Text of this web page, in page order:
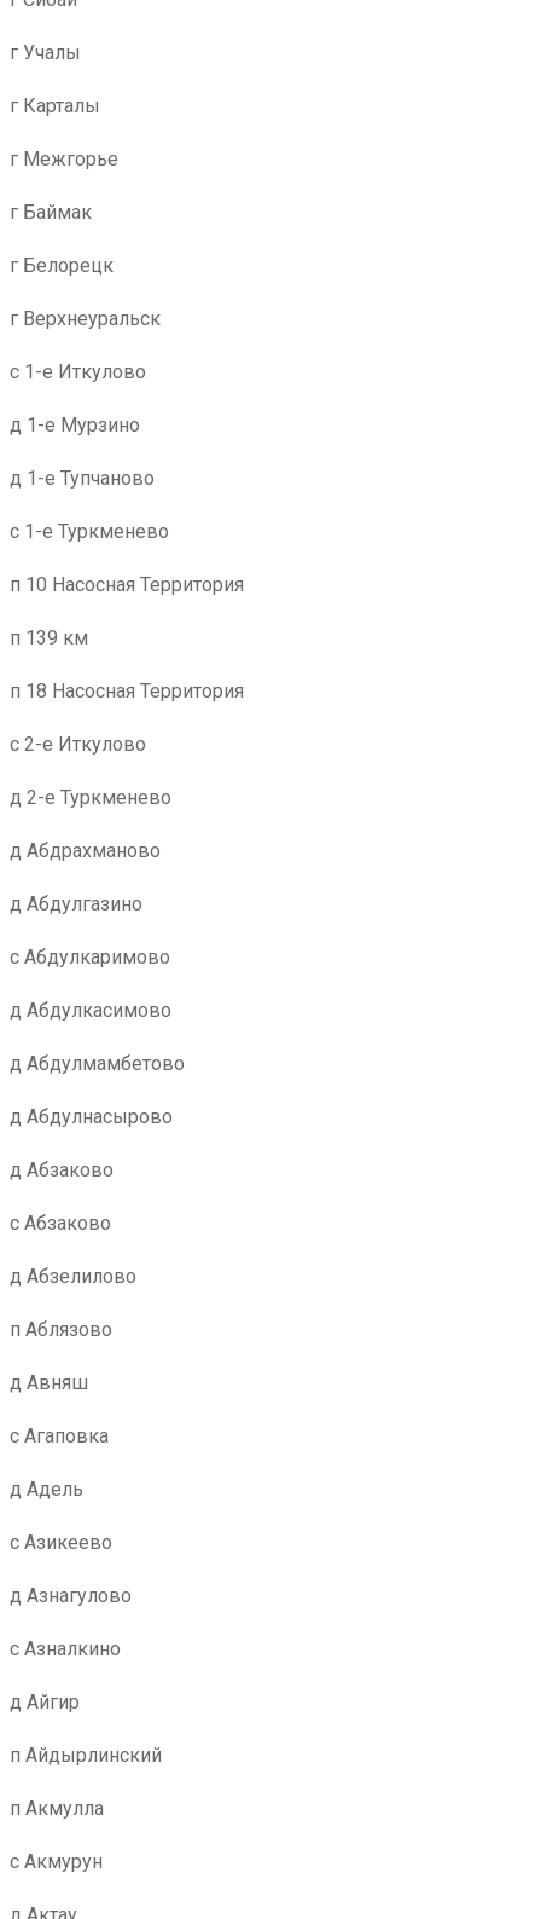
г Учалы
г Карталы
г Межгорье
г Баймак
г Белорецк
г Верхнеуральск
с 1-е Иткулово
д 1-е Мурзино
д 1-е Тупчаново
с 1-е Туркменево
п 10 Насосная Территория
п 139 км
п 18 Насосная Территория
с 2-е Иткулово
д 2-е Туркменево
д Абдрахманово
д Абдулгазино
с Абдулкаримово
д Абдулкасимово
д Абдулмамбетово
д Абдулнасырово
д Абзаково
с Абзаково
д Абзелилово
п Аблязово
д Авняш
с Агаповка
д Адель
с Азикеево
д Азнагулово
с Азналкино
д Айгир
п Айдырлинский
п Акмулла
с Акмурун